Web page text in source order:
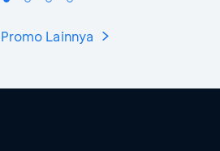
Lainnya